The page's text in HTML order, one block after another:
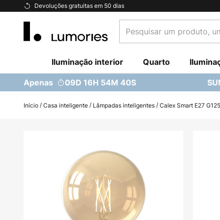
Devoluções gratuitas em 50 dias
Ir
Conteúdo
um
uma
categoria...
Iluminação interior Quarto
Apenas 09D 16H 54M 39S
Início Casa inteligente Lâmpadas inteligentes Calex Smart E27